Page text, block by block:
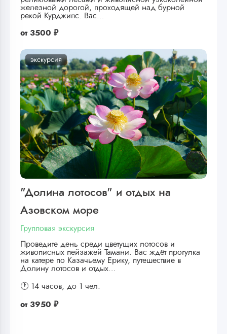
железной дорогой, проходящей над бурной
рекой Курджипс. Вас…
от 3500 ₽
экскурсия
"Долина лотосов" и отдых на
Азовском море
Групповая экскурсия
Проведите день среди цветущих лотосов и
живописных пейзажей Тамани. Вас ждёт прогулка
на катере по Казачьему Ерику, путешествие в
Долину лотосов и отдых…
🕐 14 часов, до 1 чел.
от 3950 ₽